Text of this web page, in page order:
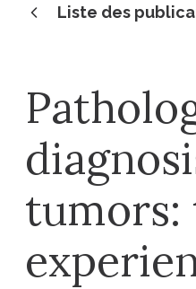
Liste des
tumors: